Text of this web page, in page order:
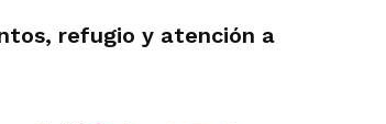
refugio y atención a